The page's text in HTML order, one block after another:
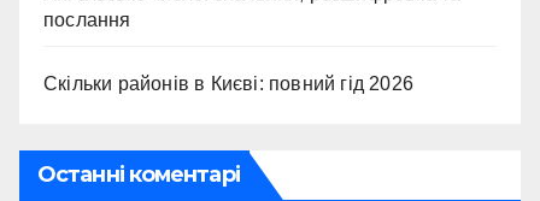
послання
Скільки районів в Києві: повний гід 2026
Останні коментарі